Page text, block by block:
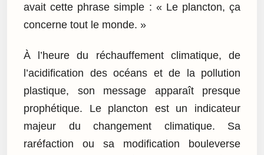
avait cette phrase simple : « Le plancton, ça
concerne tout le monde. »
À l’heure du réchauffement climatique, de
l’acidification des océans et de la pollution
plastique, son message apparaît presque
prophétique. Le plancton est un indicateur
majeur du changement climatique. Sa
raréfaction ou sa modification bouleverse